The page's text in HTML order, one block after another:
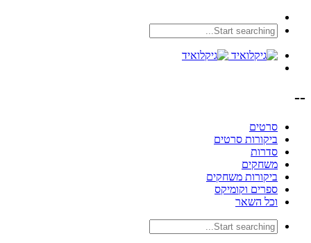
--
סרטים
ביקורות סרטים
סדרות
משחקים
ביקורות משחקים
ספרים וקומיקס
וכל השאר